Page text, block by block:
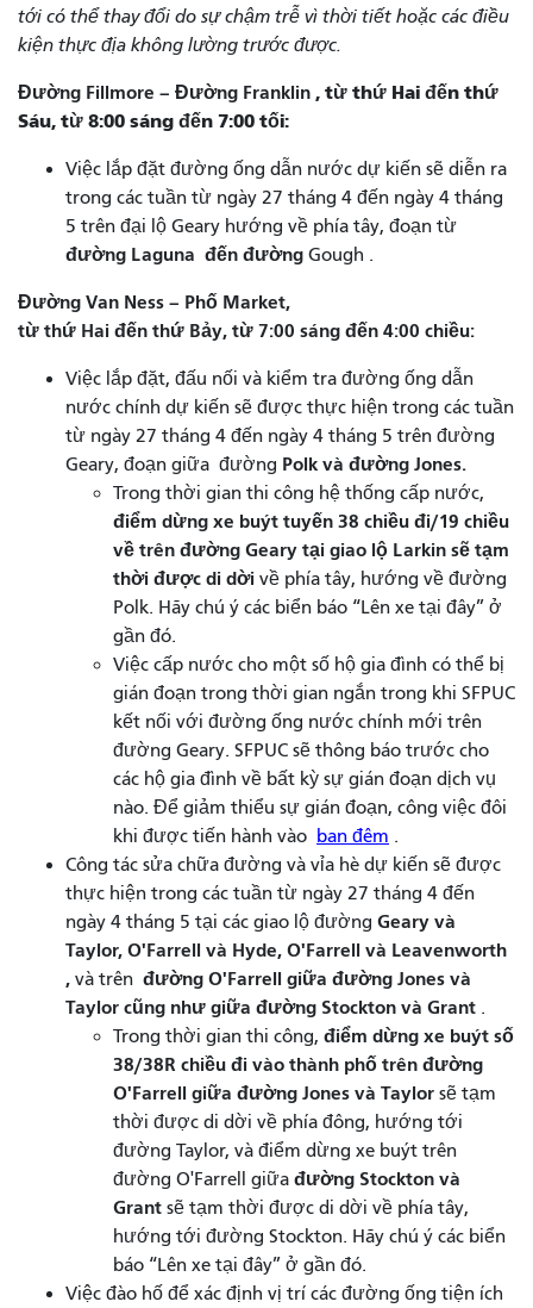
tới có thể thay đổi do sự chậm trễ vì thời tiết hoặc các điều
kiện thực địa không lường trước được.
Đường Fillmore – Đường Franklin , từ thứ Hai đến thứ
Sáu, từ 8:00 sáng đến 7:00 tối:
Việc lắp đặt đường ống dẫn nước dự kiến ​​sẽ diễn ra
trong các tuần từ ngày 27 tháng 4 đến ngày 4 tháng
5 trên đại lộ Geary hướng về phía tây, đoạn từ
đường Laguna đến đường Gough .
Đường Van Ness – Phố Market,
từ thứ Hai đến thứ Bảy, từ 7:00 sáng đến 4:00 chiều:
Việc lắp đặt, đấu nối và kiểm tra đường ống dẫn
nước chính dự kiến ​​sẽ được thực hiện trong các tuần
từ ngày 27 tháng 4 đến ngày 4 tháng 5 trên đường
Geary, đoạn giữa đường Polk và đường Jones.
Trong thời gian thi công hệ thống cấp nước,
điểm dừng xe buýt tuyến 38 chiều đi/19 chiều
về trên đường Geary tại giao lộ Larkin sẽ tạm
thời được di dời về phía tây, hướng về đường
Polk. Hãy chú ý các biển báo “Lên xe tại đây” ở
gần đó.
Việc cấp nước cho một số hộ gia đình có thể bị
gián đoạn trong thời gian ngắn trong khi SFPUC
kết nối với đường ống nước chính mới trên
đường Geary. SFPUC sẽ thông báo trước cho
các hộ gia đình về bất kỳ sự gián đoạn dịch vụ
nào. Để giảm thiểu sự gián đoạn, công việc đôi
khi được tiến hành vào ban đêm .
Công tác sửa chữa đường và vỉa hè dự kiến ​​sẽ được
thực hiện trong các tuần từ ngày 27 tháng 4 đến
ngày 4 tháng 5 tại các giao lộ đường Geary và
Taylor, O'Farrell và Hyde, O'Farrell và Leavenworth
, và trên đường O'Farrell giữa đường Jones và
Taylor cũng như giữa đường Stockton và Grant .
Trong thời gian thi công, điểm dừng xe buýt số
38/38R chiều đi vào thành phố trên đường
O'Farrell giữa đường Jones và Taylor sẽ tạm
thời được di dời về phía đông, hướng tới
đường Taylor, và điểm dừng xe buýt trên
đường O'Farrell giữa đường Stockton và
Grant sẽ tạm thời được di dời về phía tây,
hướng tới đường Stockton. Hãy chú ý các biển
báo “Lên xe tại đây” ở gần đó.
Việc đào hố để xác định vị trí các đường ống tiện ích